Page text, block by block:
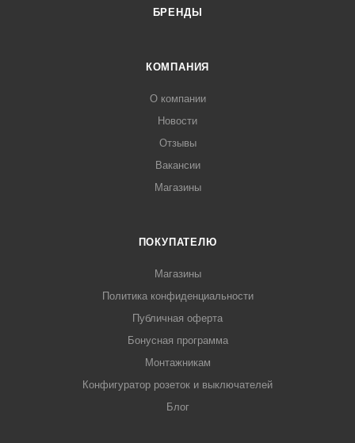
БРЕНДЫ
КОМПАНИЯ
О компании
Новости
Отзывы
Вакансии
Магазины
ПОКУПАТЕЛЮ
Магазины
Политика конфиденциальности
Публичная оферта
Бонусная программа
Монтажникам
Конфигуратор розеток и выключателей
Блог